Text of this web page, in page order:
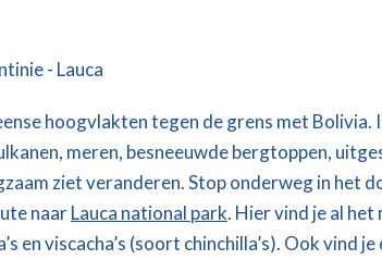
hoogvlakten tegen de grens met Bolivia.
meren, besneeuwde bergtoppen,
ziet veranderen. Stop onderweg in het
naarLauca national park. Hier vind je al het
en viscacha’s (soort chinchilla’s). Ook vind je